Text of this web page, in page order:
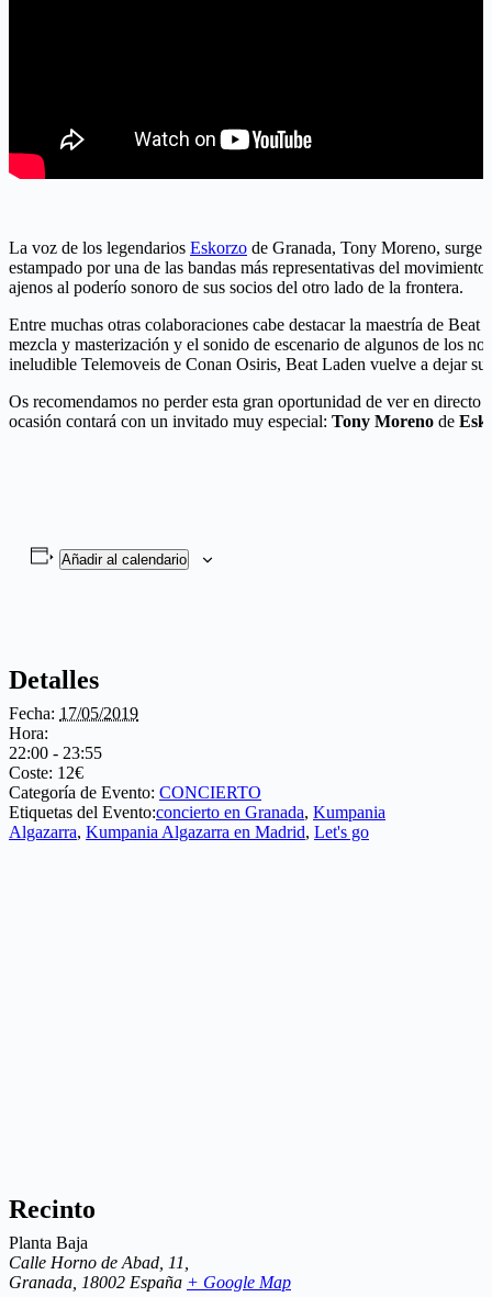
La voz de los legendarios Eskorzo de Granada, Tony Moreno, surge
estampado por una de las bandas más representativas del
ajenos al poderío sonoro de sus socios del otro lado de la frontera.
Entre muchas otras colaboraciones cabe destacar la maestría de
mezcla y masterización y el sonido de escenario de algunos de los
ineludible Telemoveis de Conan Osiris, Beat Laden vuelve a dejar
Os recomendamos no perder esta gran oportunidad de ver en directo
ocasión contará con un invitado muy especial: Tony Moreno de
Añadir al calendario
Detalles
Fecha: 17/05/2019
Hora:
22:00 - 23:55
Coste: 12€
Categoría de Evento: CONCIERTO
Etiquetas del Evento:concierto en Granada, Kumpania
Algazarra, Kumpania Algazarra en Madrid, Let's go
Recinto
Planta Baja
Calle Horno de Abad, 11,
Granada 18002 España + Google Map